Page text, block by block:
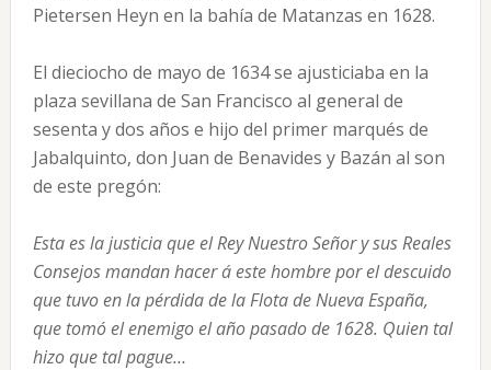
Pietersen Heyn en la bahía de Matanzas en 1628.
El dieciocho de mayo de 1634 se ajusticiaba en la
plaza sevillana de San Francisco al general de
sesenta y dos años e hijo del primer marqués de
Jabalquinto, don Juan de Benavides y Bazán al son
de este pregón:
Esta es la justicia que el Rey Nuestro Señor y sus Reales
Consejos mandan hacer á este hombre por el descuido
que tuvo en la pérdida de la Flota de Nueva España,
que tomó el enemigo el año pasado de 1628. Quien tal
hizo que tal pague…